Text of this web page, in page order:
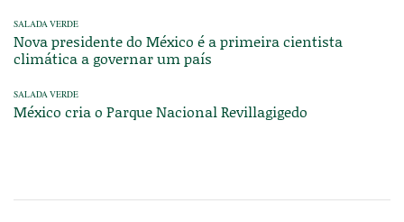
SALADA VERDE
Nova presidente do México é a primeira cientista
climática a governar um país
SALADA VERDE
México cria o Parque Nacional Revillagigedo